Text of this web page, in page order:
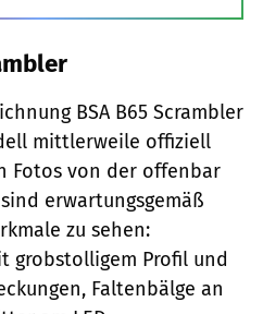
BSA B65 Scrambler
mittlerweile offiziell
Fotos von der offenbar
erwartungsgemäß
zu sehen:
grobstolligem Profil und
Faltenbälge an